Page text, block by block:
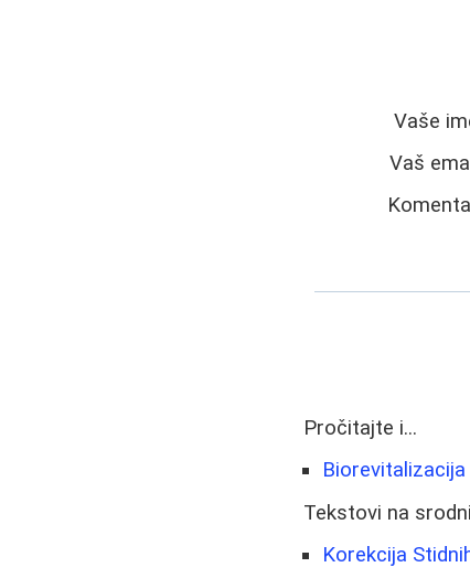
Vaše
Vaš
Pročitajte i...
Tekstovi na
Korekcija